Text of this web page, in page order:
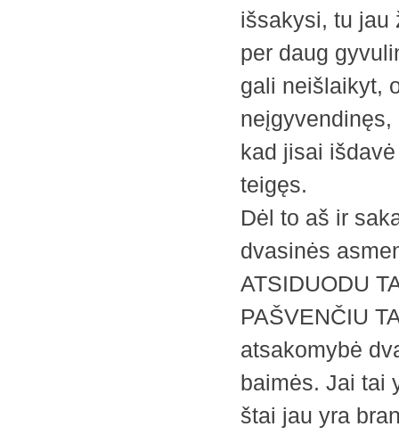
išsakysi, tu jau
per daug
gali neišlaikyt,
kad jisai
teigęs.
Dėl to aš ir
dvasinės
ATSIDUODU
PAŠVENČIU
atsakomybė
baimės. Jai tai
štai jau yra